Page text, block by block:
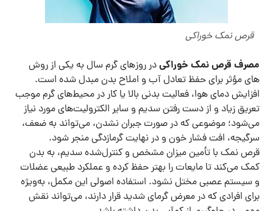
قرص نمک خوراکی
مصرف قرص نمک خوراکیدر روزهای گرم سال به یکی از روش
های مؤثر برای حفظ تعادل آب و املاح بدن مبدل شده است.
افزایش دمای هوا، فعالیت بدنی بالا یا کار در محیط‌های گرم موجب
تعریق زیاد و از دست رفتن سدیم و سایر الکترولیت‌های مورد نیاز
می‌شود؛ موضوعی که در صورت جبران نشدن، می‌تواند به ضعف،
سرگیجه، افت فشار خون و در نهایت گرمازدگی منجر شود.
قرص نمک با تأمین میزان مشخص و کنترل‌شده سدیم، به بدن
کمک می‌کند تا مایعات را بهتر حفظ کرده و عملکرد طبیعی عضلات
و سیستم عصبی مختل نشود. استفاده اصولی این مکمل، به‌ویژه
برای افرادی که در معرض گرمای شدید قرار دارند، می‌تواند نقش